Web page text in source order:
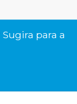
Sugira para a